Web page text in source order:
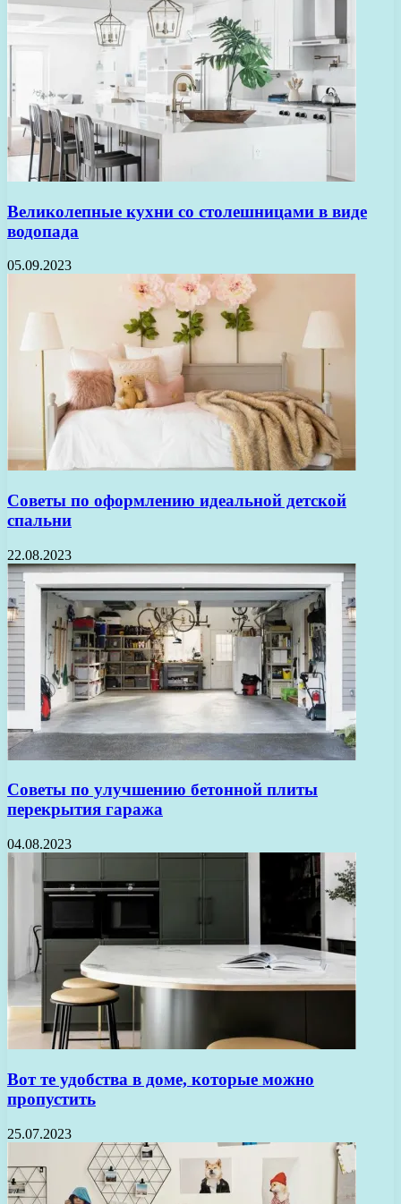
Великолепные кухни со столешницами в виде
водопада
05.09.2023
Советы по оформлению идеальной детской
спальни
22.08.2023
Советы по улучшению бетонной плиты
перекрытия гаража
04.08.2023
Вот те удобства в доме, которые можно
пропустить
25.07.2023